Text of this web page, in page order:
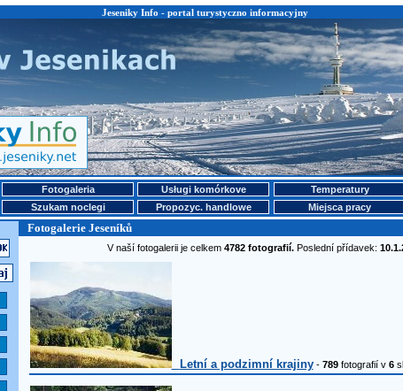
Jeseniky Info - portal turystyczno informacyjny
Fotogaleria Usługi komórkove Temperatury
Szukam noclegi Propozyc. handlowe Miejsca pracy
Fotogalerie Jeseníků
V naší fotogalerii je celkem 4782 fotografií. Poslední přídavek:
Letní a podzimní krajiny- 789fotografií v 6